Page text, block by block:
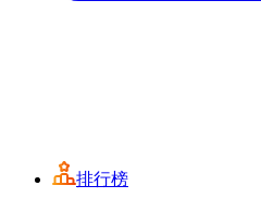
排行榜